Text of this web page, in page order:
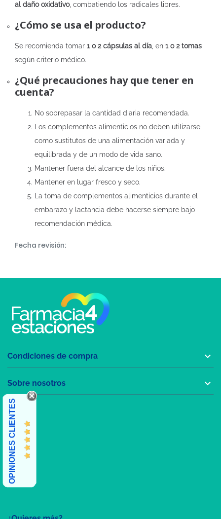
al daño oxidativo, combatiendo los radicales libres.
¿Cómo se usa el producto?
Se recomienda tomar 1 o 2 cápsulas al día , en 1 o 2 tomas
según criterio médico.
¿Qué precauciones hay que tener en
cuenta?
No sobrepasar la cantidad diaria recomendada.
Los complementos alimenticios no deben utilizarse
como sustitutos de una alimentación variada y
equilibrada y de un modo de vida sano.
Mantener fuera del alcance de los niños.
Mantener en lugar fresco y seco.
La toma de complementos alimenticios durante el
embarazo y lactancia debe hacerse siempre bajo
recomendación médica.
Fecha revisión:
Condiciones de compra 
Sobre nosotros 
OPINIONES CLIENTES